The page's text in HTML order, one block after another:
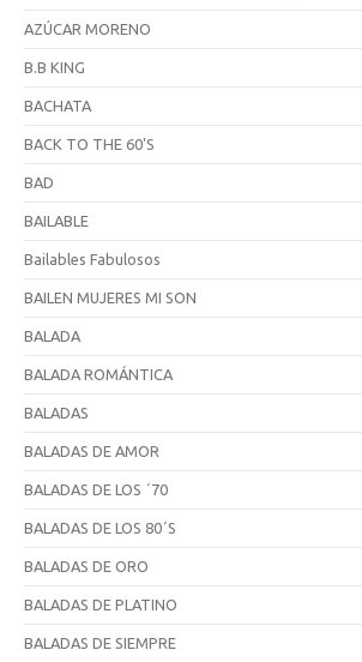
AZÚCAR MORENO
B.B KING
BACHATA
BACK TO THE 60'S
BAD
BAILABLE
Bailables Fabulosos
BAILEN MUJERES MI SON
BALADA
BALADA ROMÁNTICA
BALADAS
BALADAS DE AMOR
BALADAS DE LOS ´70
BALADAS DE LOS 80´S
BALADAS DE ORO
BALADAS DE PLATINO
BALADAS DE SIEMPRE